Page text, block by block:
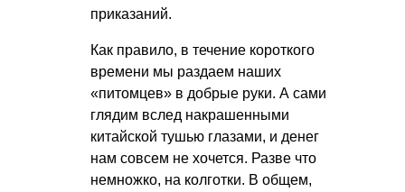
приказаний.
Как правило, в течение короткого
времени мы раздаем наших
«питомцев» в добрые руки. А сами
глядим вслед накрашенными
китайской тушью глазами, и денег
нам совсем не хочется. Разве что
немножко, на колготки. В общем,